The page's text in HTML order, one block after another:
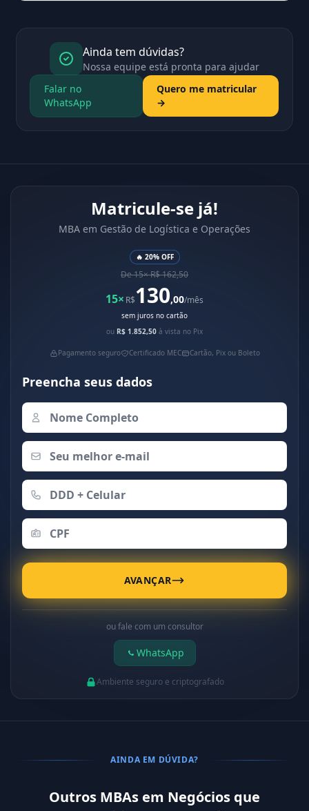
Ainda tem dúvidas?
Nossa equipe está pronta para ajudar
Falar no
WhatsApp
Quero me matricular
→
Matricule-se já!
MBA em Gestão de Logística e Operações
🔥 20% OFF
De 15× R$ 162,50
15× R$130,00/mês
sem juros no cartão
ou R$ 1.852,50 à vista no Pix
Pagamento seguro Certificado MEC Cartão, Pix ou Boleto
Preencha seus dados
AVANÇAR
ou fale com um consultor
WhatsApp
Ambiente seguro e criptografado
AINDA EM DÚVIDA?
Outros MBAs em Negócios que